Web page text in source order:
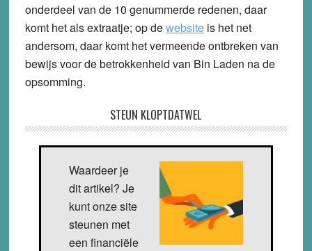
onderdeel van de 10 genummerde redenen, daar
komt het als extraatje; op dewebsiteis het net
andersom, daar komt het vermeende ontbreken van
bewijs voor de betrokkenheid van Bin Laden na de
opsomming.
STEUN KLOPTDATWEL
Waardeer je
dit artikel? Je
kunt onze site
steunen met
een financiële